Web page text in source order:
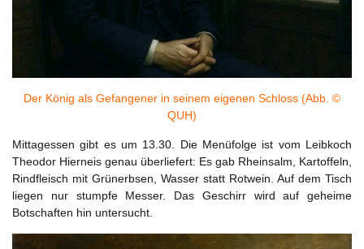
Der König als Gefangener in seinem eigenen Schloss (Abb. ©
QUH)
Mittagessen gibt es um 13.30. Die Menüfolge ist vom Leibkoch
Theodor Hierneis genau überliefert: Es gab Rheinsalm, Kartoffeln,
Rindfleisch mit Grünerbsen, Wasser statt Rotwein. Auf dem Tisch
liegen nur stumpfe Messer. Das Geschirr wird auf geheime
Botschaften hin untersucht.